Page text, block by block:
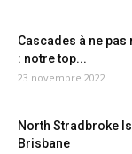
Cascades à ne pas
: notre top...
23 novembre 2022
North Stradbroke
Brisbane